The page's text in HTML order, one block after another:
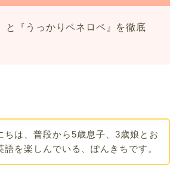
と『うっかりペネロペ』を徹底
ちは、普段から5歳息子、3歳娘とお
語を楽しんでいる、ぽんきちです。